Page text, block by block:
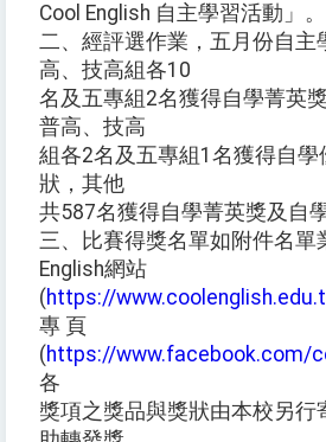
Cool English 自主學習活動」。
二、經評選作業，五月份自主
高、技高組各10
名及五專組2名獲得自學菁英
普高、技高
組各2名及五專組1名獲得自學
狀，其他
共587名獲得自學菁英獎及自
三、比賽得獎名單如附件名單
English網站
(https://
專 頁
(https://www.facebook.com/
各
獎項之獎品與獎狀由本校另行